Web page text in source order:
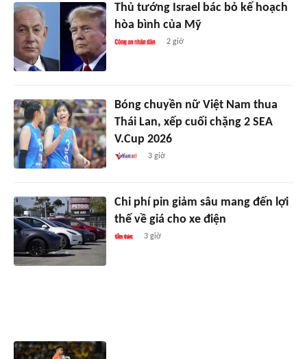
Thủ tướng Israel bác bỏ kế hoạch
hòa bình của Mỹ
2 giờ
Bóng chuyền nữ Việt Nam thua
Thái Lan, xếp cuối chặng 2 SEA
V.Cup 2026
3 giờ
Chi phí pin giảm sâu mang đến lợi
thế về giá cho xe điện
3 giờ